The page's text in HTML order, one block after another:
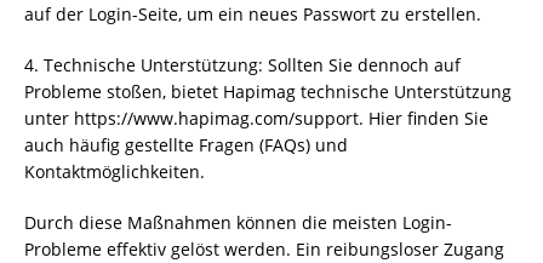
auf der Login-Seite, um ein neues Passwort zu erstellen.
4. Technische Unterstützung: Sollten Sie dennoch auf
Probleme stoßen, bietet Hapimag technische Unterstützung
unter https://www.hapimag.com/support. Hier finden Sie
auch häufig gestellte Fragen (FAQs) und
Kontaktmöglichkeiten.
Durch diese Maßnahmen können die meisten Login-
Probleme effektiv gelöst werden. Ein reibungsloser Zugang